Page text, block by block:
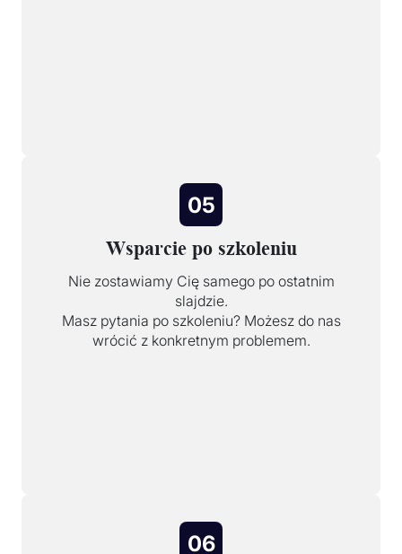
05
Wsparcie po szkoleniu
Nie zostawiamy Cię samego po ostatnim
slajdzie.
Masz pytania po szkoleniu? Możesz do nas
wrócić z konkretnym problemem.
06